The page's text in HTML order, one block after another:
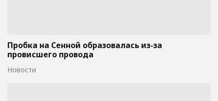
Пробка на Сенной образовалась из-за
провисшего провода
Новости